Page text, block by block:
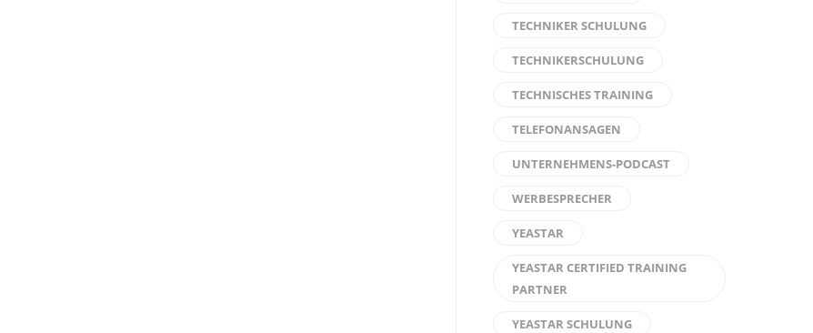
TECHNIKER SCHULUNG
TECHNIKERSCHULUNG
TECHNISCHES TRAINING
TELEFONANSAGEN
UNTERNEHMENS-PODCAST
WERBESPRECHER
YEASTAR
YEASTAR CERTIFIED TRAINING
PARTNER
YEASTAR SCHULUNG